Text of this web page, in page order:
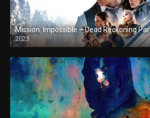
Mission: Impossible – Dead Reckoning
2023